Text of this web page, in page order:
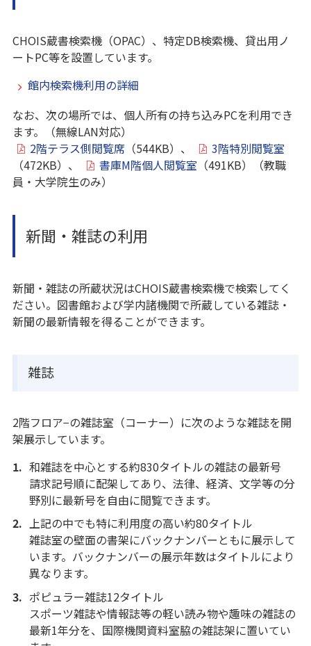
CHOIS蔵書検索機（OPAC）、特定DB検索機、貸出用ノ
ートPC等を設置しています。
館内検索機利用の詳細
なお、次の場所では、個人所有の持ち込みPCを利用でき
ます。（無線LAN対応）
2階テラス側閲覧席（544KB）、
3階特別閲覧室
（472KB）、
書庫M階個人閲覧室 （491KB）（教職
員・大学院生のみ）
新聞・雑誌の利用
新聞・雑誌の所蔵状況はCHOIS蔵書検索機で検索してく
ださい。図書館および学内諸機関で所蔵している雑誌・
新聞の最新情報を得ることができます。
雑誌
2階フロア−の雑誌室（コーナー）に次のような雑誌を開
架展示しています。
和雑誌を中心とする約830タイトルの雑誌の最新号
請求記号順に配架してあり、法律、経済、文学等の分
野別に最新号を自由に閲覧できます。
上記の中でも特に利用度の高い約80タイトル
雑誌室の壁面の書架にバックナンバーともに展示して
います。バックナンバーの展示年数はタイトルにより
異なります。
ポピュラー雑誌12タイトル
スポーツ雑誌や情報誌等の軽い読み物や趣味の雑誌の
最新1年分を、国際機関資料室脇の雑誌架に置いてい